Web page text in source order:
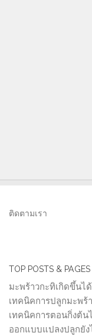
ติดตามเรา
TOP POSTS & PAGES
มะพร้าวกะทิเกิดขึ้นได้
เทคนิคการปลูกมะพร้
เทคนิคการตอนกิ่งต้น
ออกแบบแปลงปลูกยัง